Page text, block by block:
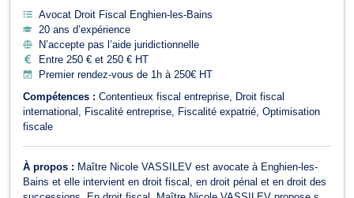
Avocat Droit Fiscal Enghien-les-Bains
20 ans d’expérience
N’accepte pas l’aide juridictionnelle
Entre 250 € et 250 € HT
Premier rendez-vous de 1h à 250€ HT
Compétences : Contentieux fiscal entreprise
Droit fiscal
international
Fiscalité entreprise Fiscalité expatrié Optimisation
fiscale
À propos : Maître Nicole VASSILEV est avocate à Enghien-les-
Bains et elle intervient en droit fiscal, en droit pénal et en droit des